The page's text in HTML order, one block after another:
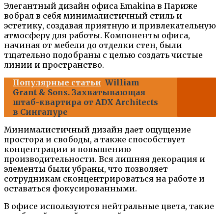
Элегантный дизайн офиса Emakina в Париже
вобрал в себя минималистичный стиль и
эстетику, создавая приятную и привлекательную
атмосферу для работы. Компоненты офиса,
начиная от мебели до отделки стен, были
тщательно подобраны с целью создать чистые
линии и пространство.
Популярные статьи William
Grant & Sons. Захватывающая
штаб-квартира от ADX Architects
в Сингапуре
Минималистичный дизайн дает ощущение
простора и свободы, а также способствует
концентрации и повышению
производительности. Вся лишняя декорация и
элементы были убраны, что позволяет
сотрудникам сконцентрироваться на работе и
оставаться фокусированными.
В офисе используются нейтральные цвета, такие